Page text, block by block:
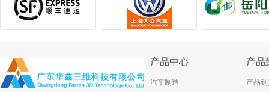
产品中心
汽车制造
产品
产品